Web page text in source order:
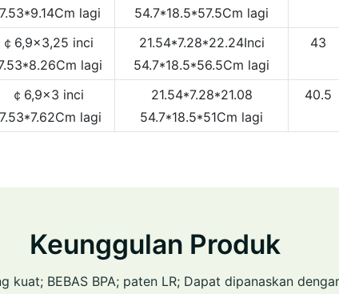
lagi
54.7*18.5*57.5Cm lagi
￠6,9x3,25 inci
lagi
21.54*7.28*22.24Inci
54.7*18.5*56.5Cm lagi
43
￠6,9x3 inci
lagi
21.54*7.28*21.08
54.7*18.5*51Cm lagi
40.5
Keunggulan Produk
kuat; BEBAS BPA; paten LR; Dapat dipanaskan